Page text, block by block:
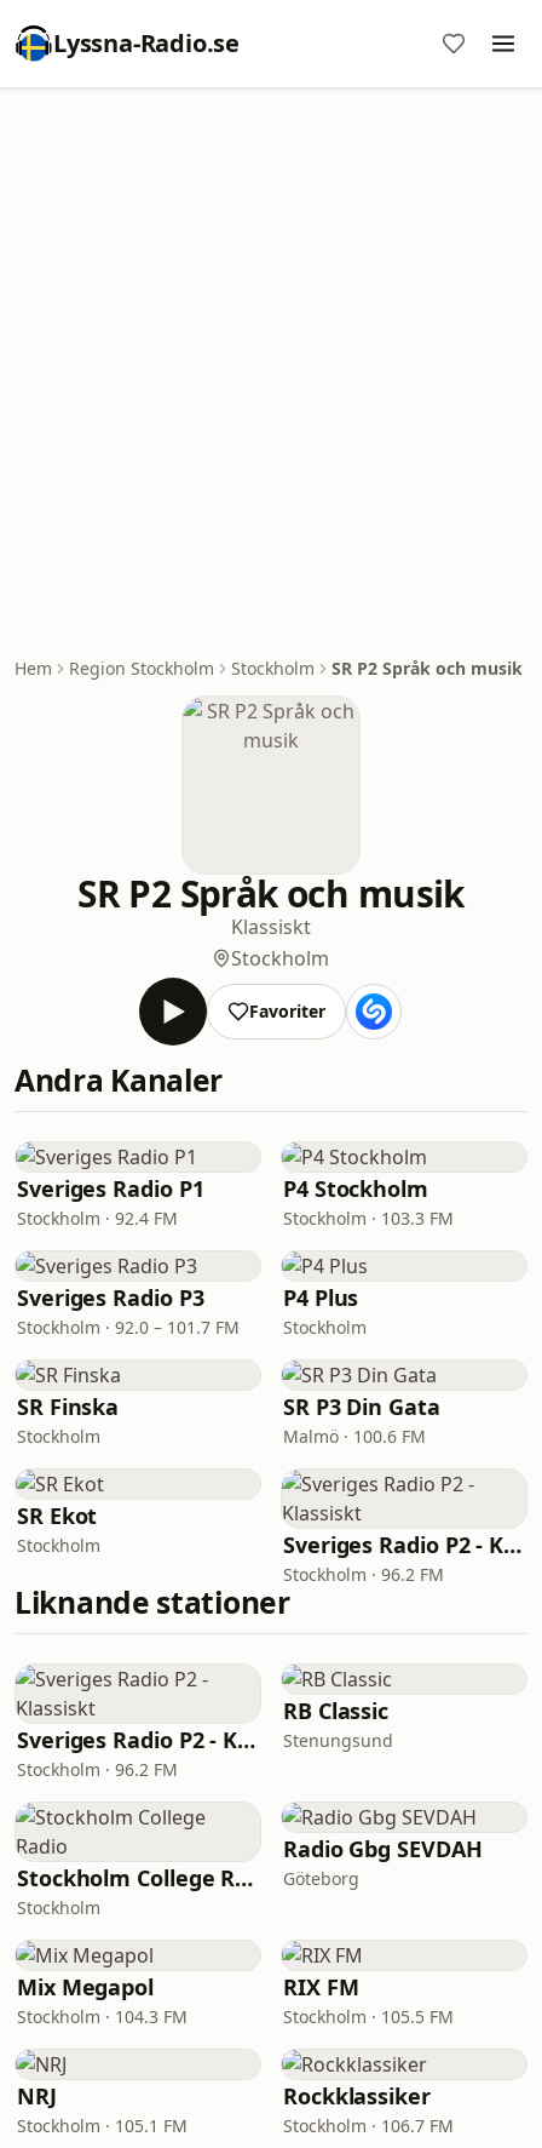
Lyssna-Radio.se
Hem Region Stockholm Stockholm SR P2 Språk och musik
SR P2 Språk och musik
Klassiskt
Stockholm
Favoriter
Andra Kanaler
Sveriges Radio P1
Stockholm · 92.4 FM
P4 Stockholm
Stockholm · 103.3 FM
Sveriges Radio P3
Stockholm · 92.0 – 101.7 FM
P4 Plus
Stockholm
SR Finska
Stockholm
SR P3 Din Gata
Malmö · 100.6 FM
SR Ekot
Stockholm Sveriges Radio P2 - Klassiskt
Stockholm · 96.2 FM
Liknande stationer
Sveriges Radio P2 - Klassiskt
Stockholm · 96.2 FM
RB Classic
Stenungsund
Stockholm College Radio
Stockholm
Radio Gbg SEVDAH
Göteborg
Mix Megapol
Stockholm · 104.3 FM
RIX FM
Stockholm · 105.5 FM
NRJ
Stockholm · 105.1 FM
Rockklassiker
Stockholm · 106.7 FM